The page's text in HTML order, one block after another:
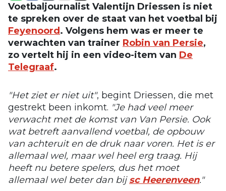
Voetbaljournalist Valentijn Driessen is niet
te spreken over de staat van het voetbal bij
Feyenoord. Volgens hem was er meer te
verwachten van trainer Robin van Persie,
zo vertelt hij in een video-item van De
Telegraaf.
"Het ziet er niet uit", begint Driessen, die met
gestrekt been inkomt. "Je had veel meer
verwacht met de komst van Van Persie. Ook
wat betreft aanvallend voetbal, de opbouw
van achteruit en de druk naar voren. Het is er
allemaal wel, maar wel heel erg traag. Hij
heeft nu betere spelers, dus het moet
allemaal wel beter dan bijsc Heerenveen."